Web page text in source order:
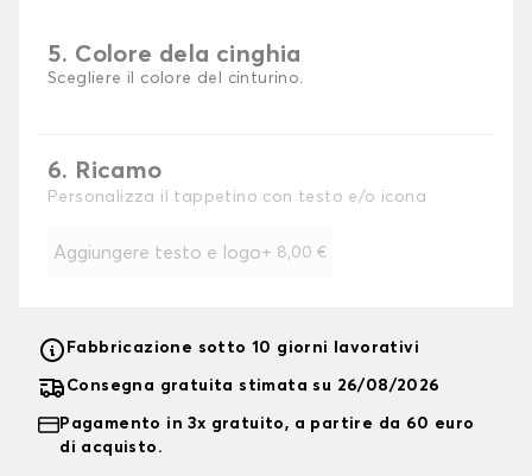
5. Colore dela cinghia
Scegliere il colore del cinturino.
6. Ricamo
Personalizza il tappetino con testo e/o icona
Aggiungere testo e logo+ 8,00 €
Fabbricazione sotto 10 giorni lavorativi
Consegna gratuita stimata su 26/08/2026
Pagamento in 3x gratuito, a partire da 60 euro
di acquisto.